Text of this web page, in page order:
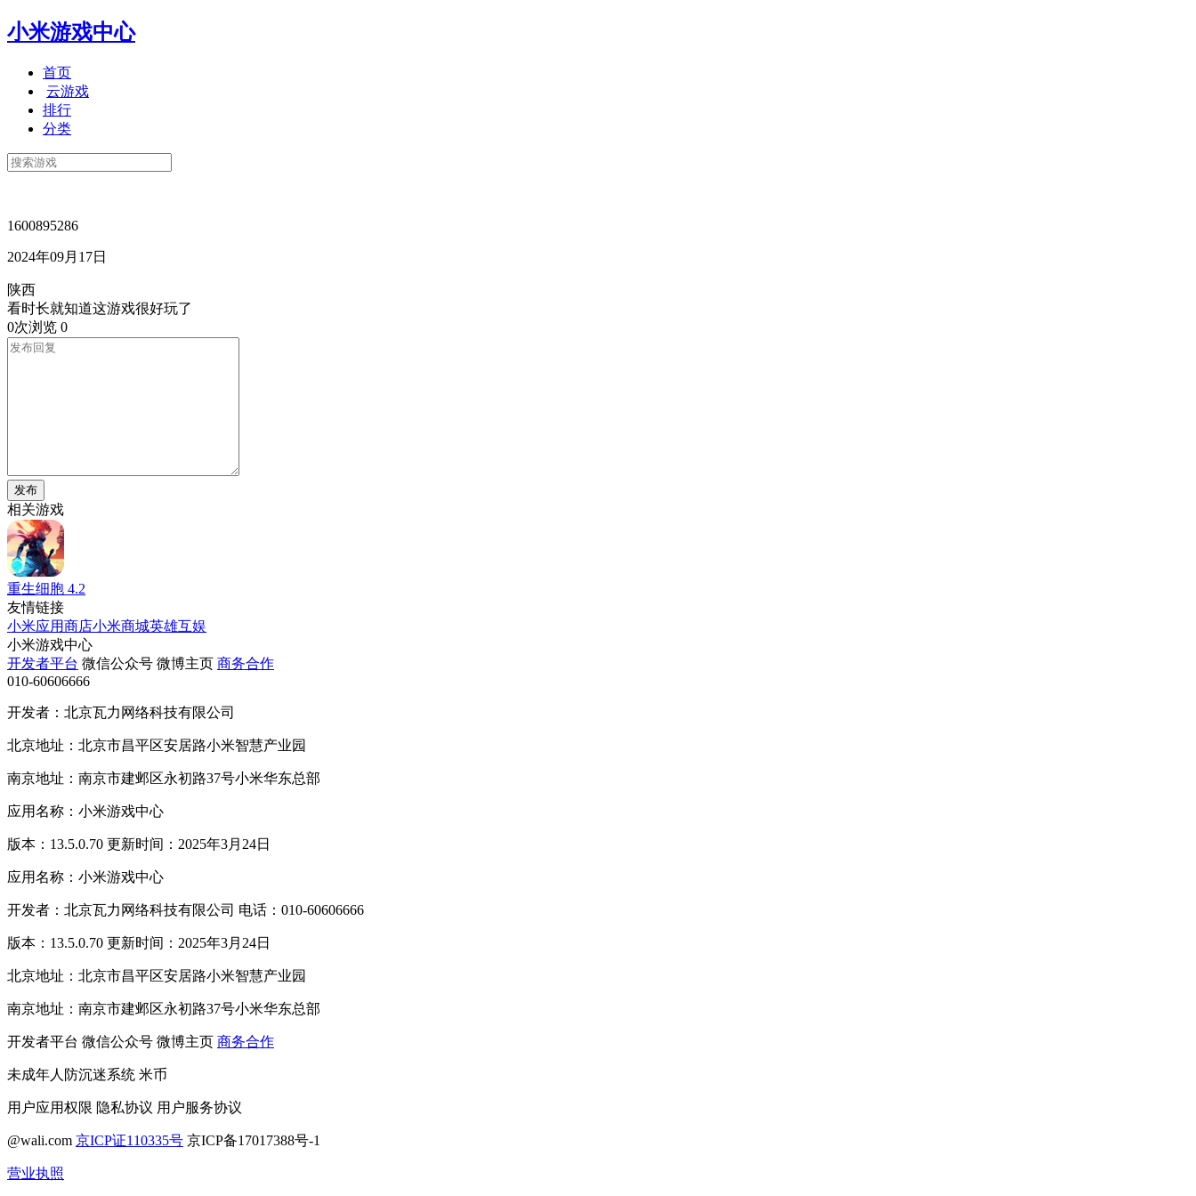
小米游戏中心
首页
云游戏
排行
分类
1600895286
2024年09月17日
陕西
看时长就知道这游戏很好玩了
0次浏览 0
发布
相关游戏
重生细胞 4.2
友情链接
小米应用商店小米商城英雄互娱
小米游戏中心
开发者平台 微信公众号 微博主页 商务合作
010-60606666
开发者：北京瓦力网络科技有限公司
北京地址：北京市昌平区安居路小米智慧产业园
南京地址：南京市建邺区永初路37号小米华东总部
应用名称：小米游戏中心
版本：13.5.0.70 更新时间：2025年3月24日
应用名称：小米游戏中心
开发者：北京瓦力网络科技有限公司 电话：010-60606666
版本：13.5.0.70 更新时间：2025年3月24日
北京地址：北京市昌平区安居路小米智慧产业园
南京地址：南京市建邺区永初路37号小米华东总部
开发者平台 微信公众号 微博主页 商务合作
未成年人防沉迷系统 米币
用户应用权限 隐私协议 用户服务协议
@wali.com 京ICP证110335号 京ICP备17017388号-1
营业执照